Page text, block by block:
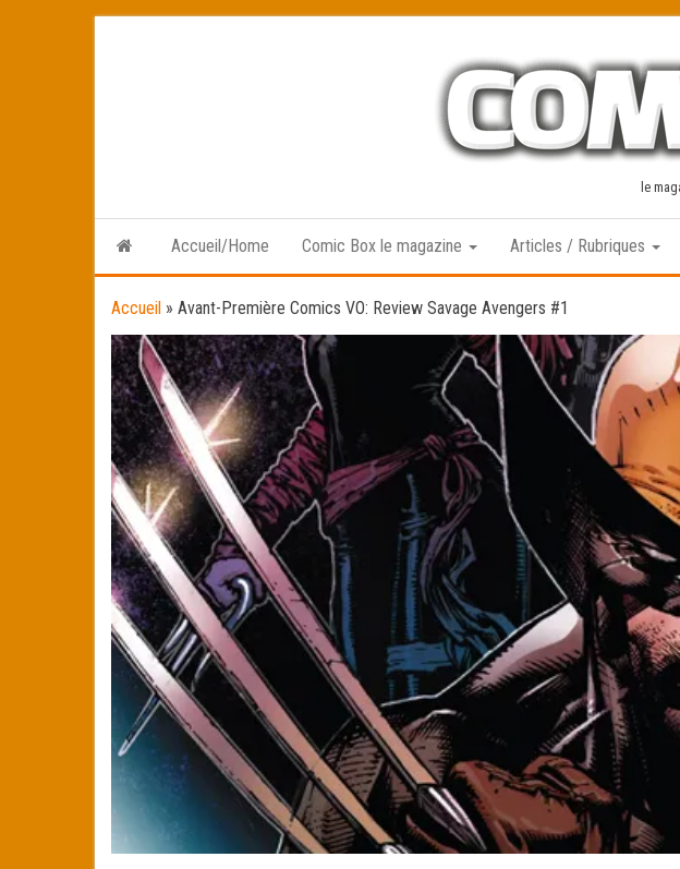
le
Accueil/Home Comic Box le magazine Articles / Rubriques
Accueil » Avant-Première Comics VO: Review Savage Avengers #1